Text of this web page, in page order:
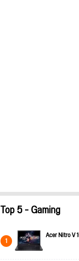
Top 5 - Gaming
1 Acer Nitro V